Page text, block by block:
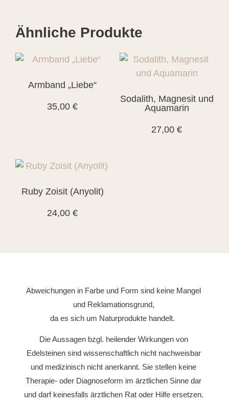
Ähnliche Produkte
Armband „Liebe“
35,00 €
Sodalith, Magnesit und
Aquamarin
27,00 €
Ruby Zoisit (Anyolit)
24,00 €
Abweichungen in Farbe und Form sind keine Mangel
und Reklamationsgrund,
da es sich um Naturprodukte handelt.
Die Aussagen bzgl. heilender Wirkungen von
Edelsteinen sind wissenschaftlich nicht nachweisbar
und medizinisch nicht anerkannt. Sie stellen keine
Therapie- oder Diagnoseform im ärztlichen Sinne dar
und darf keinesfalls ärztlichen Rat oder Hilfe ersetzen.